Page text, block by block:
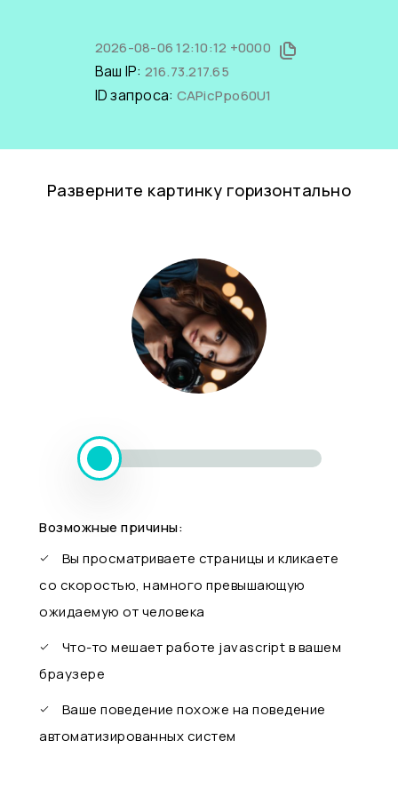
2026-08-06 12:10:12 +0000
Ваш IP: 216.73.217.65
ID запроса: CAPicPpo60U1
Разверните картинку горизонтально
Возможные причины:
Вы просматриваете страницы и кликаете
со скоростью, намного превышающую
ожидаемую от человека
Что-то мешает работе javascript в вашем
браузере
Ваше поведение похоже на поведение
автоматизированных систем